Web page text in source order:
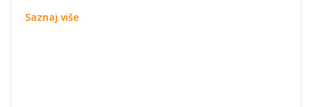
Saznaj više